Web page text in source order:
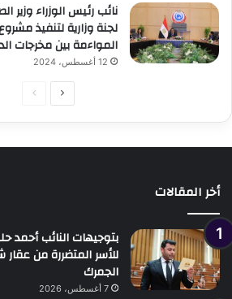
نائب رئيس الوزراء
لجنة وزارية لتنفيذ
المواءمة بين مخرجات
12 أغسطس، 2024
الصفحةالصفحة
أخر المقالات
للأسر المتضررة من
الجمرك
7 أغسطس، 2026